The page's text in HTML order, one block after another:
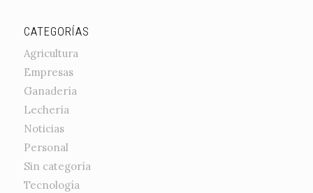
CATEGORÍAS
Agricultura
Empresas
Ganadería
Lechería
Noticias
Personal
Sin categoría
Tecnología